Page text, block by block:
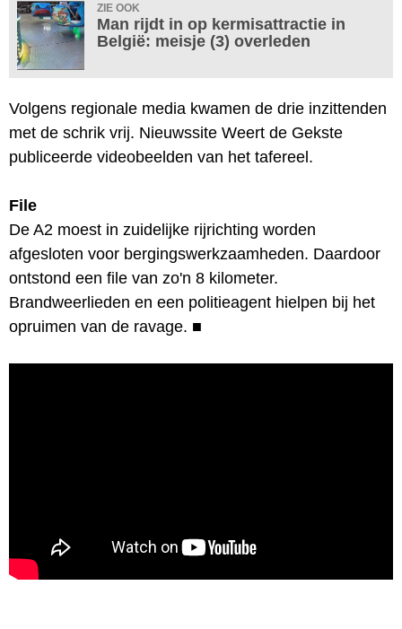
ZIE OOK
Man rijdt in op kermisattractie in
België: meisje (3) overleden
Volgens regionale media kwamen de drie inzittenden
met de schrik vrij. Nieuwssite Weert de Gekste
publiceerde videobeelden van het tafereel.
File
De A2 moest in zuidelijke rijrichting worden
afgesloten voor bergingswerkzaamheden. Daardoor
ontstond een file van zo'n 8 kilometer.
Brandweerlieden en een politieagent hielpen bij het
opruimen van de ravage. ■